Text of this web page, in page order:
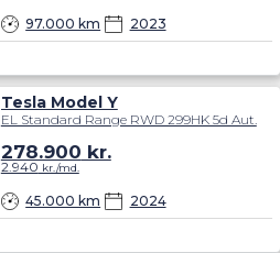
97.000 km 2023
Tesla Model Y
EL Standard Range RWD 299HK 5d Aut.
45.000 km 2024
278.900 kr.
2.940 kr./md.